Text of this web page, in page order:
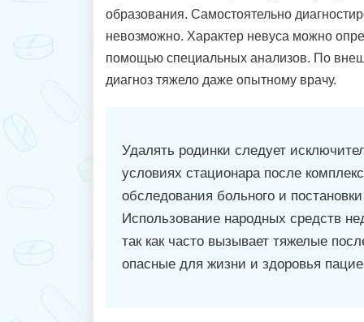
образования. Самостоятельно
невозможно. Характер невуса можно
помощью специальных анализов. По
диагноз тяжело даже опытному врачу.
Удалять родинки следует
условиях стационара после
обследования больного и
Использование народных средств
так как часто вызывает тяжелые
опасные для жизни и здоровья